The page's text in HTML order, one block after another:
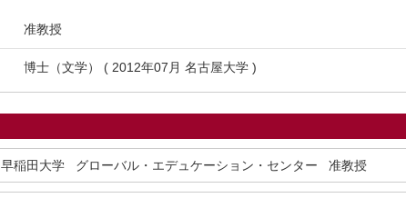
准教授
博士（文学） ( 2012年07月 名古屋大学 )
早稲田大学 グローバル・エデュケーション・センター 准教授